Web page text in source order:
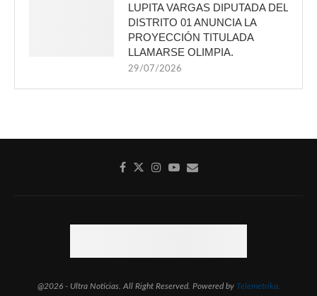
LUPITA VARGAS DIPUTADA DEL
DISTRITO 01 ANUNCIA LA
PROYECCIÓN TITULADA
LLAMARSE OLIMPIA.
29/07/2026
@2026 - Ultra Noticias. All Right Reserved. Powered by Telemetrika.